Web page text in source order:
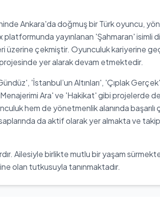
Ankara'da doğmuş bir Türk oyuncu,
yayınlanan 'Şahmaran' isimli
üzerine çekmiştir. Oyunculuk kariyerine
yer alarak devam etmektedir.
'İstanbul’un Altınları', 'Çıplak
Ara' ve 'Hakikat' gibi projelerde de
hem de yönetmenlik alanında başarılı
da aktif olarak yer almakta ve
Ailesiyle birlikte mutlu bir yaşam
olan tutkusuyla tanınmaktadır.